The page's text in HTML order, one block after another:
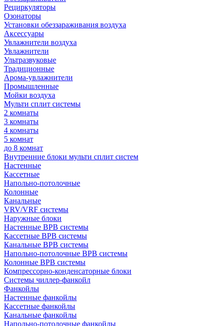
Рециркуляторы
Озонаторы
Установки обеззараживания воздуха
Аксессуары
Увлажнители воздуха
Увлажнители
Ультразвуковые
Традиционные
Арома-увлажнители
Промышленные
Мойки воздуха
Мульти сплит системы
2 комнаты
3 комнаты
4 комнаты
5 комнат
до 8 комнат
Внутренние блоки мульти сплит систем
Настенные
Кассетные
Напольно-потолочные
Колонные
Канальные
VRV/VRF системы
Наружные блоки
Настенные ВРВ системы
Кассетные ВРВ системы
Канальные ВРВ системы
Напольно-потолочные ВРВ системы
Колонные ВРВ системы
Компрессорно-конденсаторные блоки
Системы чиллер-фанкойл
Фанкойлы
Настенные фанкойлы
Кассетные фанкойлы
Канальные фанкойлы
Напольно-потолочные фанкойлы